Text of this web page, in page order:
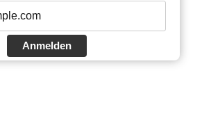
Anmelden